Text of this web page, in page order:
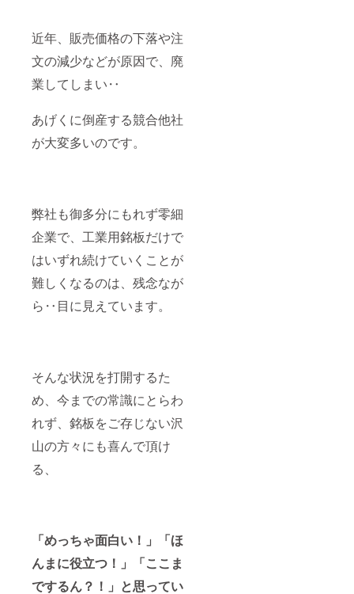
近年、販売価格の下落や注
文の減少などが原因で、廃
業してしまい‥
あげくに倒産する競合他社
が大変多いのです。
弊社も御多分にもれず零細
企業で、工業用銘板だけで
はいずれ続けていくことが
難しくなるのは、残念なが
ら‥目に見えています。
そんな状況を打開するた
め、今までの常識にとらわ
れず、銘板をご存じない沢
山の方々にも喜んで頂け
る、
「めっちゃ面白い！」「ほ
んまに役立つ！」
「ここま
でするん？！」と思ってい